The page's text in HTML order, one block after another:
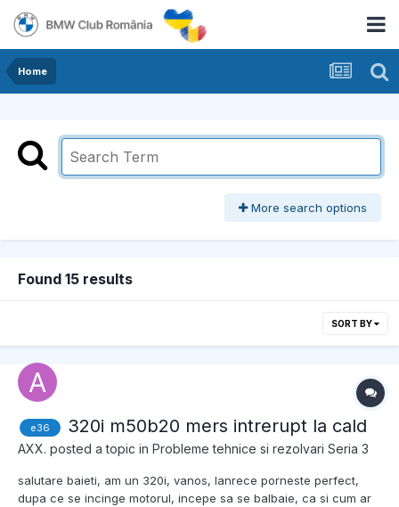
Home
More search options
Found 15 results
SORT BY
e36 320i m50b20 mers intrerupt la cald
AXX. posted a topic in Probleme tehnice si rezolvari Seria 3
salutare baieti, am un 320i, vanos, lanrece porneste perfect,
dupa ce se incinge motorul, incepe sa se balbaie, ca si cum ar